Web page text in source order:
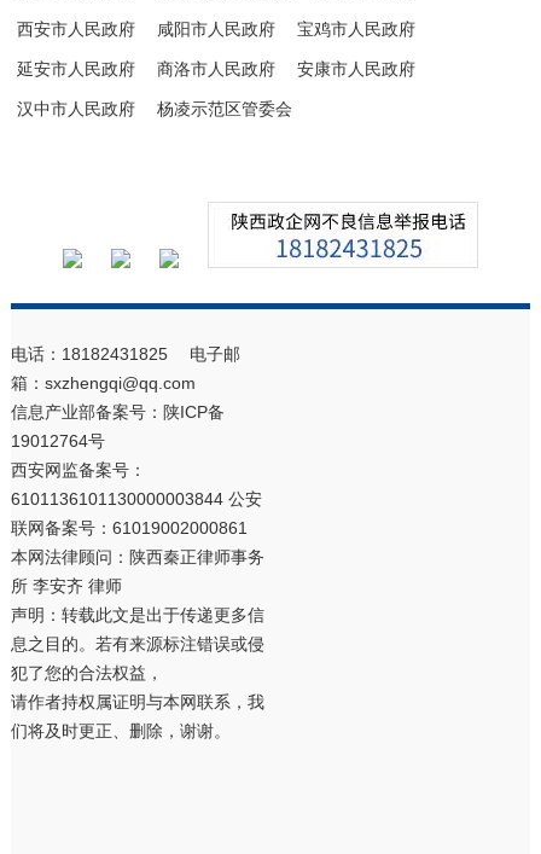
西安市人民政府 咸阳市人民政府 宝鸡市人民政府
延安市人民政府 商洛市人民政府 安康市人民政府
汉中市人民政府 杨凌示范区管委会
电话：18182431825 电子邮
箱：sxzhengqi@qq.com
信息产业部备案号： 陕ICP备
19012764号
西安网监备案号：
6101136101130000003844 公安
联网备案号：61019002000861
本网法律顾问：陕西秦正律师事务
所 李安齐 律师
声明：转载此文是出于传递更多信
息之目的。若有来源标注错误或侵
犯了您的合法权益，
请作者持权属证明与本网联系，我
们将及时更正、删除，谢谢。